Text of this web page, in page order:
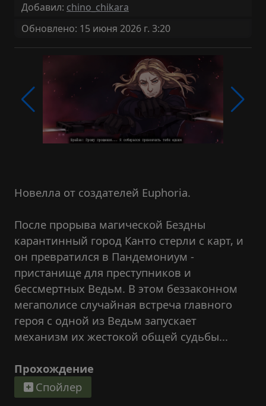
Добавил: chino_chikara
Обновлено: 15 июня 2026 г. 3:20
Новелла от создателей Euphoria.
После прорыва магической Бездны
карантинный город Канто стерли с карт, и
он превратился в Пандемониум -
пристанище для преступников и
бессмертных Ведьм. В этом беззаконном
мегаполисе случайная встреча главного
героя с одной из Ведьм запускает
механизм их жестокой общей судьбы...
Прохождение
Спойлер